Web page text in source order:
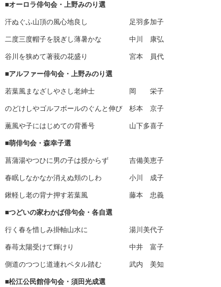
■オーロラ俳句会・上野みのり選
汗ぬぐふ山頂の風心地良し 足羽多加子
二度三度帽子を脱ぎし薄暑かな 中川 康弘
谷川を狭めて著莪の花盛り 宮本 員代
■アルファー俳句会・上野みのり選
若葉風まなざしやさし老紳士 岡 栄子
のどけしやゴルフボールのぐんと伸び 杉本 京子
薫風や子にはじめての背番号 山下多喜子
■萌俳句会・森幸子選
菖蒲湯やつひに男の子は授からず 吉備美恵子
春眠しなかなか消えぬ頬のしわ 小川 成子
鍬軽し老の背ナ押す若葉風 藤本 忠義
■つどいの家わかば俳句会・各自選
行く春を惜しみ掛軸山水に 湯川美代子
春苺太陽受けて輝けり 中井 富子
側道のつつじ道連れペタル踏む 武内 美知
■松江公民館俳句会・須田光成選